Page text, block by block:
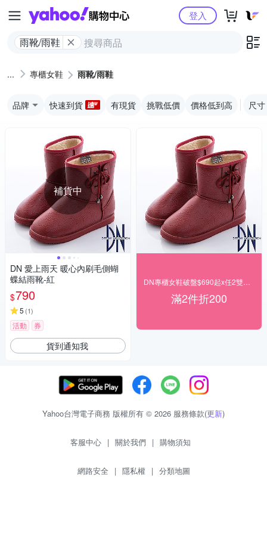
Yahoo購物中心
雨靴/雨鞋
登入
專櫃女鞋 雨靴/雨鞋
品牌 快速到貨 有現貨 挑戰低價 價格低到高 尺寸
補貨中
DN 愛上雨天 暖心內刷毛側蝴
蝶結雨靴-紅
$790
5 (1)
活動 券
貨到通知我
滿2件折200
Yahoo台灣電子商務 版權所有 © 2026 服務條款(更新)
客服中心 | 關於我們 | 購物須知
網路安全 | 隱私權 | 分類地圖